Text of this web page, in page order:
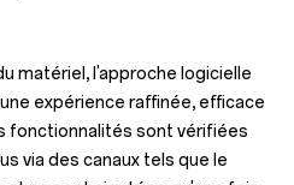
matériel, l'approche logicielle
expérience raffinée, efficace
fonctionnalités sont vérifiées
via des canaux tels que le